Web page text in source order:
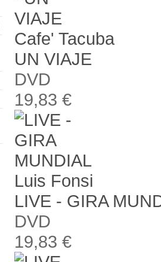
Cafe' Tacuba
UN VIAJE
DVD
19,83 €
Luis Fonsi
LIVE - GIRA
DVD
19,83 €